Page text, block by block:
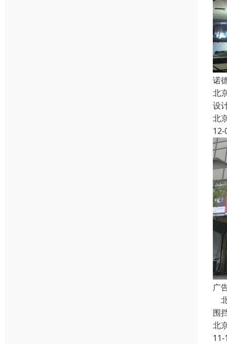
诺
北
设
北
12-
广
围
北
11-